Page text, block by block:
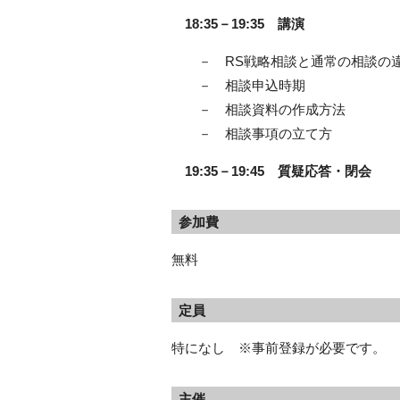
18:35－19:35 講演
－ RS戦略相談と通常の相談の
－ 相談申込時期
－ 相談資料の作成方法
－ 相談事項の立て方
19:35－19:45 質疑応答・閉会
参加費
無料
定員
特になし ※事前登録が必要です。